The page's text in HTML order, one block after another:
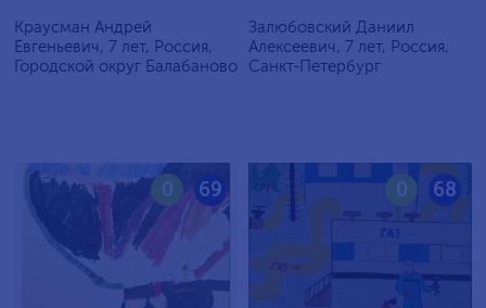
Краусман Андрей
Евгеньевич, 7 лет, Россия,
Городской округ Балабаново
Залюбовский Даниил
Алексеевич, 7 лет, Россия,
Санкт-Петербург
69
0 68
0